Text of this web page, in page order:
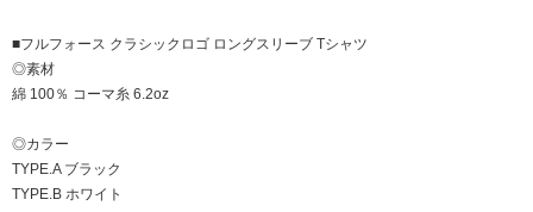
■フルフォース クラシックロゴ ロングスリーブ Tシャツ
◎素材
綿 100％ コーマ糸 6.2oz
◎カラー
TYPE.A ブラック
TYPE.B ホワイト